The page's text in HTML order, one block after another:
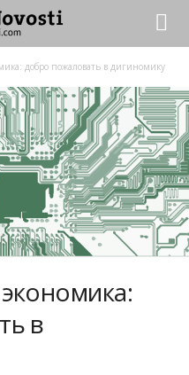
добро пожаловать в дигиномику
в